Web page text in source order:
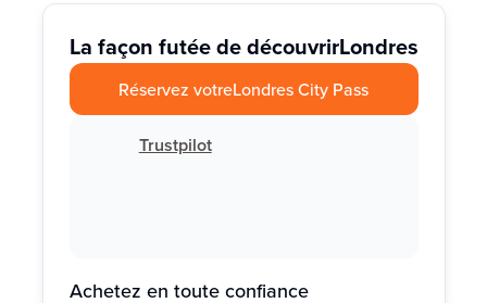
La façon futée de découvrirLondres
Réservez votreLondres City Pass
Trustpilot
Achetez en toute confiance